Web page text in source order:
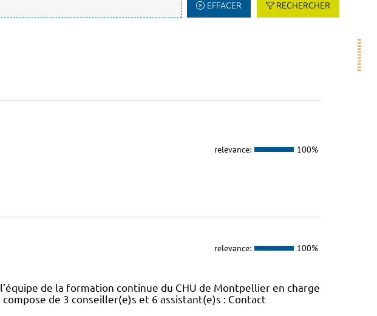
EFFACER RECHERCHER
relevance: 100%
relevance: 100%
de la formation continue du CHU de Montpellier en charge
de 3 conseiller(e)s et 6 assistant(e)s : Contact